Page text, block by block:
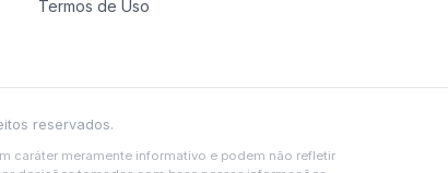
Termos de Uso
reservados.
caráter meramente informativo e podem não refletir